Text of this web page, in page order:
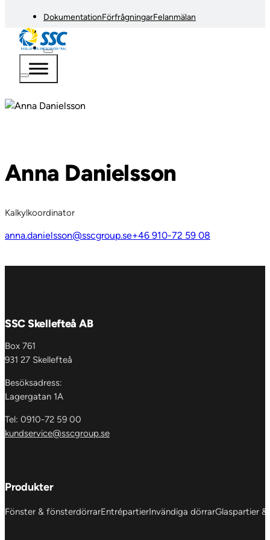
DokumentationFörfrågningarFelanmälan
Anna Danielsson
Kalkylkoordinator
anna.danielsson@sscgroup.se+46 910-72 59 08
SSC Skellefteå AB
Box 761
931 27 Skellefteå
Besöksadress:
Lagergatan 1A
Tel: 0910-72 59 00
kundservice@sscgroup.se
Produkter
Fönster & fönsterdörrarEntrépartierInvändiga dörrarGlaspartier